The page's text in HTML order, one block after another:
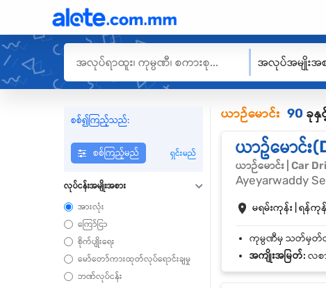
အလုပ်အမျိုးအစာ
စစ်၍ကြည့်သည်:
စစ်ကြည့်မည် ရှင်းမည်
လုပ်ငန်းအမျိုးအစား
အားလုံး
ကြော်ငြာ
စိုက်ပျိုးရေး
မော်တော်ကားထုတ်လုပ်ရောင်းချမှု
ဘဏ်လုပ်ငန်း
ယာဉ်မောင်း 90 ခုနှ
ယာဥ်မောင်း
ယာဉ်မောင်း | Car
Ayeyarwaddy
မရမ်းကုန်း | ရန်ကု
အကျိုးအမြတ်: လစ